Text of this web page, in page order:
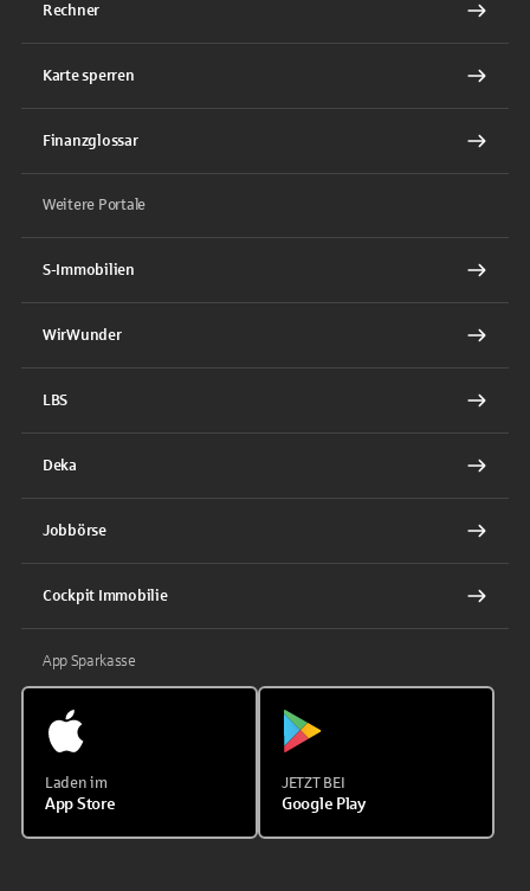
Rechner
Karte sperren
Finanzglossar
Weitere Portale
S-Immobilien
WirWunder
LBS
Deka
Jobbörse
Cockpit Immobilie
App Sparkasse
Laden im
App Store
JETZT BEI
Google Play